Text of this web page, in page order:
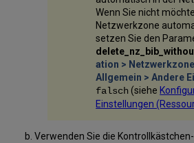
Wenn Sie nicht
Netzwerkzone
setzen Sie den
ation >
Allgemein > Andere
falsch (siehe
Einstellungen
Verwenden Sie die